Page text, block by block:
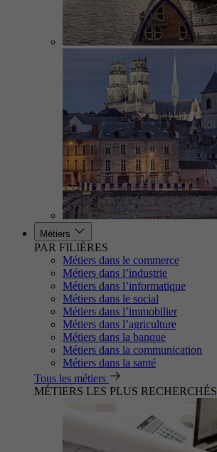
Métiers
PAR FILIÈRES
Métiers dans le commerce
Métiers dans l’industrie
Métiers dans l’informatique
Métiers dans le social
Métiers dans l’immobilier
Métiers dans l’agriculture
Métiers dans la banque
Métiers dans la communication
Métiers dans la santé
Tous les métiers
MÉTIERS LES PLUS RECHERCHÉS